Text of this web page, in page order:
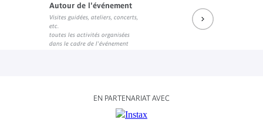
Autour de l'événement
Visites guidées, ateliers, concerts,
etc.
toutes les activités organisées
dans le cadre de l'événement
EN PARTENARIAT AVEC